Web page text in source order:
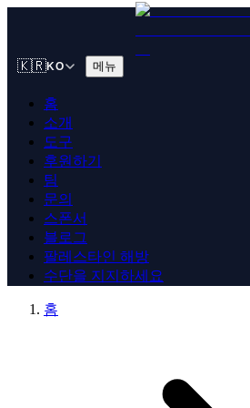
🇰🇷KO 메뉴
홈
소개
도구
후원하기
팀
문의
스폰서
블로그
팔레스타인 해방
수단을 지지하세요
홈